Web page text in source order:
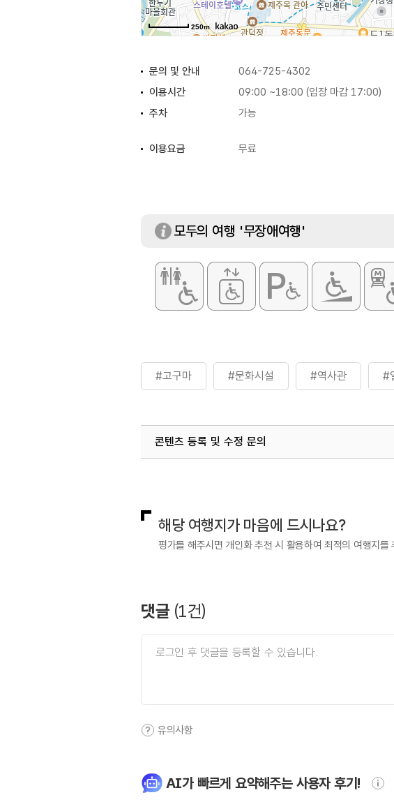
250m
문의 및 안내 064-725-4302
이용시간
09:00 ~18:00 (입장 마감 17:00)
주차
가능
이용요금
무료
모두의 여행 '무장애여행'
#고구마 #문화시설 #역사관 #
콘텐츠 등록 및 수정 문의
해당 여행지가 마음에 드시나요?
평가를 해주시면 개인화 추천 시 활용하여 최적의 여행지를
댓글 (1건)
유의사항
AI가 빠르게 요약해주는 사용자 후기!